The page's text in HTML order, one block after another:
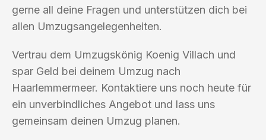
gerne all deine Fragen und unterstützen dich bei
allen Umzugsangelegenheiten.
Vertrau dem Umzugskönig Koenig Villach und
spar Geld bei deinem Umzug nach
Haarlemmermeer. Kontaktiere uns noch heute für
ein unverbindliches Angebot und lass uns
gemeinsam deinen Umzug planen.